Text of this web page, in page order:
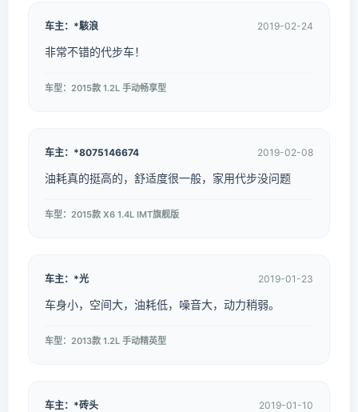
车主：*駭浪 2019-02-24
非常不错的代步车！
车型：2015款 1.2L 手动畅享型
车主：*8075146674 2019-02-08
油耗真的挺高的，舒适度很一般，家用代步没问题
车型：2015款 X6 1.4L IMT旗舰版
车主：*光 2019-01-23
车身小，空间大，油耗低，噪音大，动力稍弱。
车型：2013款 1.2L 手动精英型
车主：*砖头 2019-01-10